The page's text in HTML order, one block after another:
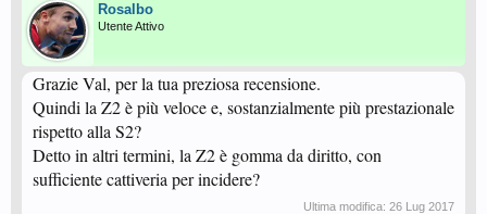
Rosalbo
Utente Attivo
Grazie Val, per la tua preziosa recensione.
Quindi la Z2 è più veloce e, sostanzialmente più prestazionale
rispetto alla S2?
Detto in altri termini, la Z2 è gomma da diritto, con
sufficiente cattiveria per incidere?
Ultima modifica: 26 Lug 2017